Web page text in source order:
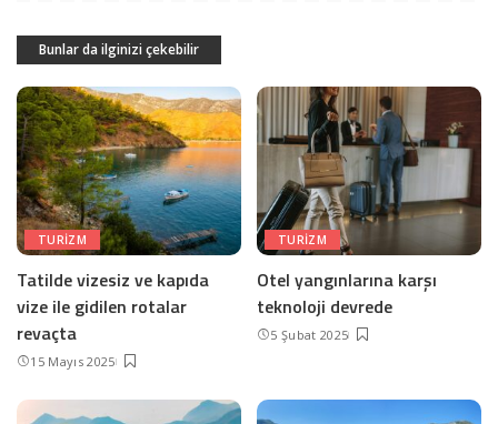
Bunlar da ilginizi çekebilir
TURIZM
Tatilde vizesiz ve kapıda
vize ile gidilen rotalar
revaçta
15 Mayıs 2025
TURIZM
Otel yangınlarına karşı
teknoloji devrede
5 Şubat 2025